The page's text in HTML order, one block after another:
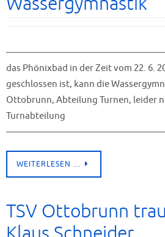
das Phönixbad in der Zeit vom 22. 6.
geschlossen ist, kann die
Ottobrunn, Abteilung Turnen, leider
Turnabteilung
WEITERLESEN …
TSV Ottobrunn